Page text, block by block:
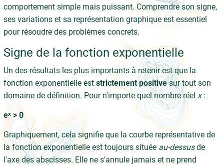
comportement simple mais puissant. Comprendre son signe,
ses variations et sa représentation graphique est essentiel
pour résoudre des problèmes concrets.
Signe de la fonction exponentielle
Un des résultats les plus importants à retenir est que la
fonction exponentielle est strictement positivesur tout son
domaine de définition. Pour n'importe quel nombre réel x:
eˣ > 0
Graphiquement, cela signifie que la courbe représentative de
la fonction exponentielle est toujours située au-dessusde
l'axe des abscisses. Elle ne s'annule jamais et ne prend